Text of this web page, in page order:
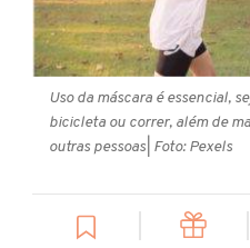
Uso da máscara é essencial,
bicicleta ou correr, além de
outras pessoas | Foto: Pexels